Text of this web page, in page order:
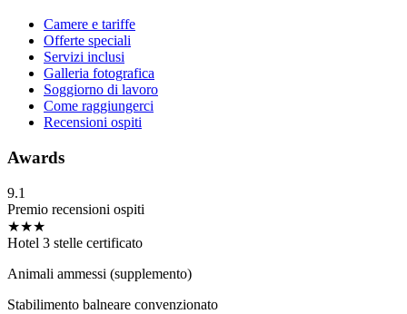
Camere e tariffe
Offerte speciali
Servizi inclusi
Galleria fotografica
Soggiorno di lavoro
Come raggiungerci
Recensioni ospiti
Awards
9.1
Premio recensioni ospiti
★★★
Hotel 3 stelle certificato
Animali ammessi (supplemento)
Stabilimento balneare convenzionato